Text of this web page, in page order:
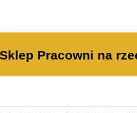
Sklep Pracowni na